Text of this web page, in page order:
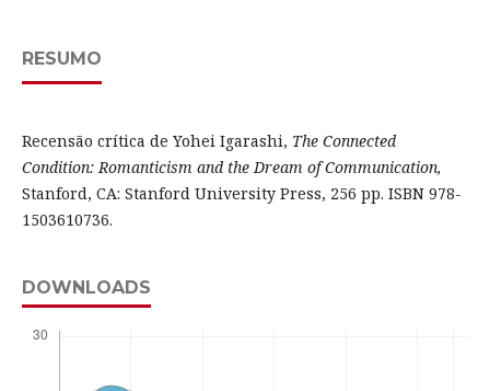
RESUMO
Recensão crítica de Yohei Igarashi, The Connected
Condition: Romanticism and the Dream of Communication,
Stanford, CA: Stanford University Press, 256 pp. ISBN 978-
1503610736.
DOWNLOADS